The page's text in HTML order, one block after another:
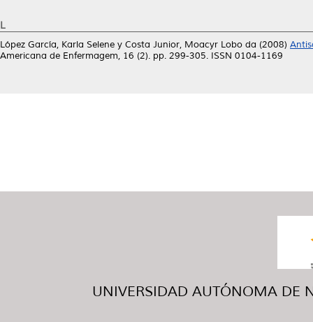
L
López García, Karla Selene y Costa Junior, Moacyr Lobo da (2008)
Americana de Enfermagem, 16 (2). pp. 299-305. ISSN 0104-1169
UNIVERSIDAD AUTÓNOMA DE